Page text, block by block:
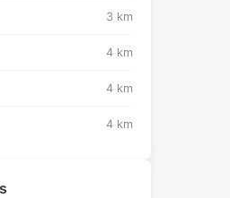
3 km
4 km
4 km
4 km